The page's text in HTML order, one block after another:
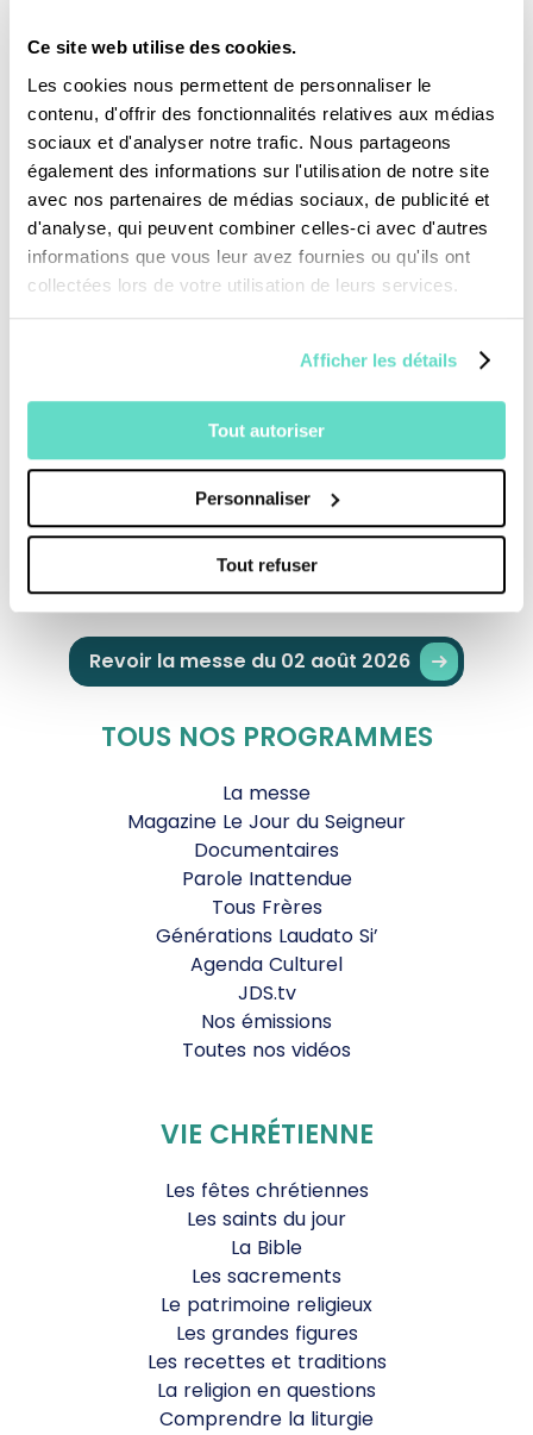
Ce site web utilise des cookies.
Les cookies nous permettent de personnaliser le
contenu, d'offrir des fonctionnalités relatives aux médias
sociaux et d'analyser notre trafic. Nous partageons
également des informations sur l'utilisation de notre site
avec nos partenaires de médias sociaux, de publicité et
d'analyse, qui peuvent combiner celles-ci avec d'autres
informations que vous leur avez fournies ou qu'ils ont
collectées lors de votre utilisation de leurs services.
Afficher les détails
Tout autoriser
Personnaliser
Tout refuser
remonter de la fosse pour le faire vivre. Cette
remontée de l’âme est ici filmée dans les
mouvements de son voyage intime, en résonance
avec le paysage de la fin de l’automne qui entoure
le moine au moment du tournage. Une
pérégrination, consentie dans l’opacité d’une
espérance mise à l’épreuve : Dieu entend-il le cri de
la prière ? Par touches successives, comme une
peinture sur laquelle on revient pour affiner le trait
de sa pensée, le film introduit l’homme dans une
mais, somme toute, universelle.
Je fais un don
Revoir la messe du 02 août 2026
TOUS NOS PROGRAMMES
La messe
Magazine Le Jour du Seigneur
Documentaires
Parole Inattendue
Tous Frères
Générations Laudato Si’
Agenda Culturel
JDS.tv
Nos émissions
Toutes nos vidéos
VIE CHRÉTIENNE
Les fêtes chrétiennes
Les saints du jour
La Bible
Les sacrements
Le patrimoine religieux
Les grandes figures
Les recettes et traditions
La religion en questions
Comprendre la liturgie